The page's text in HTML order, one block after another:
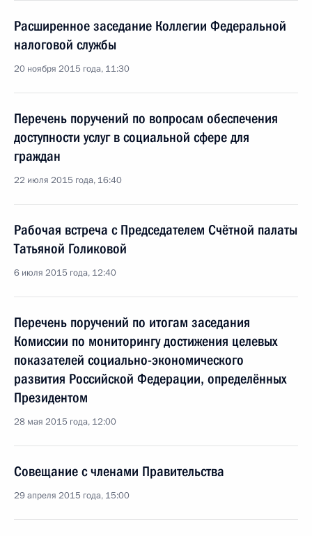
Расширенное заседание Коллегии Федеральной
налоговой службы
20 ноября 2015 года, 11:30
Перечень поручений по вопросам обеспечения
доступности услуг в социальной сфере для
граждан
22 июля 2015 года, 16:40
Рабочая встреча с Председателем Счётной палаты
Татьяной Голиковой
6 июля 2015 года, 12:40
Перечень поручений по итогам заседания
Комиссии по мониторингу достижения целевых
показателей социально-экономического
развития Российской Федерации, определённых
Президентом
28 мая 2015 года, 12:00
Совещание с членами Правительства
29 апреля 2015 года, 15:00